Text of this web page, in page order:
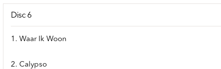
Disc 6
1. Waar Ik Woon
2. Calypso